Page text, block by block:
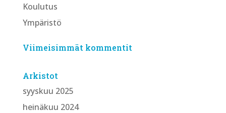
Koulutus
Ympäristö
Viimeisimmät kommentit
Arkistot
syyskuu 2025
heinäkuu 2024